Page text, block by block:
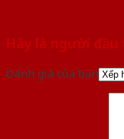
Hãy là người đầu
Đánh giá của bạn